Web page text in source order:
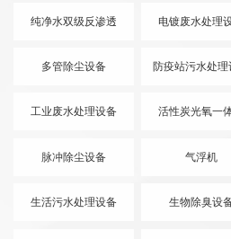
纯净水双级反渗透 电镀废水处理
多管除尘设备 防疫站污水处理
工业废水处理设备 活性炭光氧一
脉冲除尘设备 气浮机
生活污水处理设备 生物除臭设